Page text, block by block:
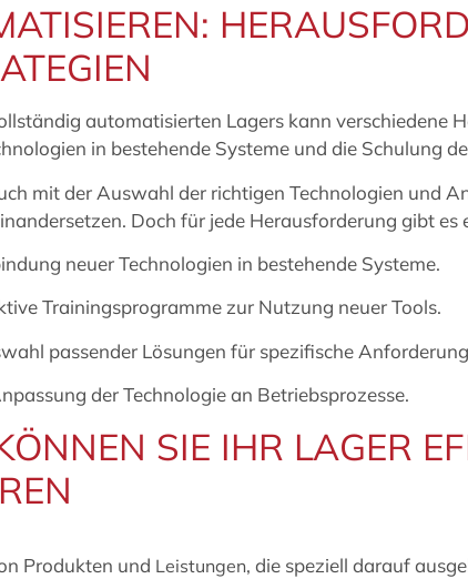
automatisierten Lagers kann verschiedene
in bestehende Systeme und die Schulung
mit der Auswahl der richtigen Technologien und
Doch für jede Herausforderung gibt es
neuer Technologien in bestehende Systeme.
Trainingsprogramme zur Nutzung neuer Tools.
passender Lösungen für spezifische
der Technologie an Betriebsprozesse.
SIE IHR LAGER
Produkten und Leistungen, die speziell darauf